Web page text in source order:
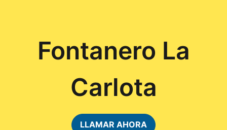
Fontanero La
Carlota
LLAMAR AHORA